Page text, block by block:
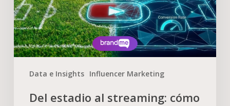
Data e Insights Influencer Marketing
Del estadio al streaming: cómo